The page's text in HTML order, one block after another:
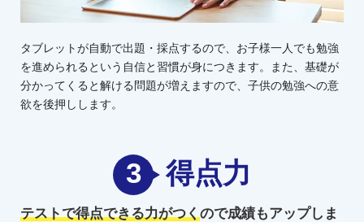
タブレットが自動で出題・採点するので、お子様一人でも勉強
を進められるという自信と習慣が身につきます。また、基礎が
分かってくると解ける問題が増えますので、子供の勉強への意
欲を後押しします。
3 得点力
テストで得点できる力がつくので成績もアップしま